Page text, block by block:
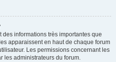
informations très importantes que
apparaissent en haut de chaque forum
Les permissions concernant les
les administrateurs du forum.